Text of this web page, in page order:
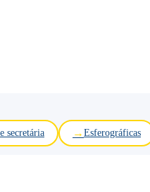
secretária Esferográficas